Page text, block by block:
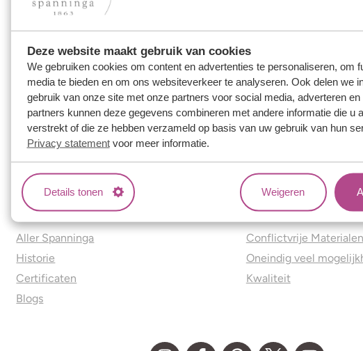
Deze website maakt gebruik van cookies
We gebruiken cookies om content en advertenties te personaliseren, om
media te bieden en om ons websiteverkeer te analyseren. Ook delen we
gebruik van onze site met onze partners voor social media, adverteren
partners kunnen deze gegevens combineren met andere informatie die u
verstrekt of die ze hebben verzameld op basis van uw gebruik van hun
Privacy statementvoor meer informatie.
Details tonen Weigeren
Over ons
Aller Spanninga
Historie
Certificaten
Blogs
Jouw
Conflictvrije Materialen
Oneindig veel
Kwaliteit